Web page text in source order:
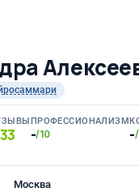
33
ПРОФЕССИОНАЛИЗМ
-/10 -
Москва